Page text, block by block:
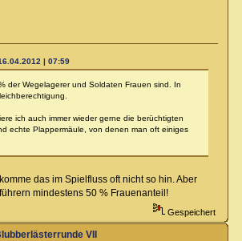
| 07:59
der Wegelagerer und Soldaten Frauen sind. In
ich auch immer wieder gerne die berüchtigten
echte Plappermäule, von denen man oft einiges
das im Spielfluss oft nicht so hin. Aber
mindestens 50 % Frauenanteil!
Gespeichert
VII